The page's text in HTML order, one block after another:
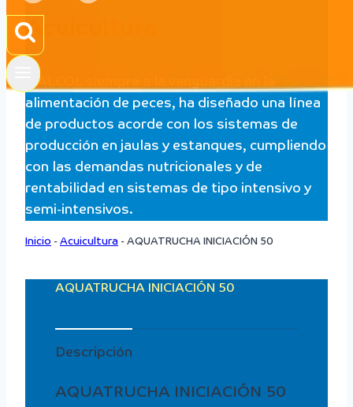
Acuicultura
ITALCOL siempre a la vanguardia en la
alimentación de peces, ha diseñado una línea
de productos acorde con los sistemas de
producción en jaulas y estanques, cumpliendo
con las demandas nutricionales y de
rentabilidad en sistemas de tipo intensivo y
semi-intensivos.
Inicio - Acuicultura - AQUATRUCHA INICIACIÓN 50
AQUATRUCHA INICIACIÓN 50
Descripción
AQUATRUCHA INICIACIÓN 50